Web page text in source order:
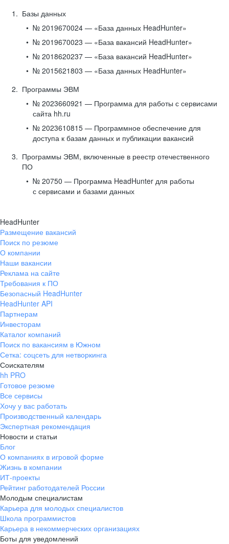
Базы данных
№ 2019670024 — «База данных HeadHunter»
№ 2019670023 — «База вакансий HeadHunter»
№ 2018620237 — «База вакансий HeadHunter»
№ 2015621803 — «База данных HeadHunter»
Программы ЭВМ
№ 2023660921 — Программа для работы с сервисами
сайта hh.ru
№ 2023610815 — Программное обеспечение для
доступа к базам данных и публикации вакансий
Программы ЭВМ, включенные в реестр отечественного
ПО
№ 20750 — Программа HeadHunter для работы
с сервисами и базами данных
HeadHunter
Размещение вакансий
Поиск по резюме
О компании
Наши вакансии
Реклама на сайте
Требования к ПО
Безопасный HeadHunter
HeadHunter API
Партнерам
Инвесторам
Каталог компаний
Поиск по вакансиям в Южном
Сетка: соцсеть для нетворкинга
Соискателям
hh PRO
Готовое резюме
Все сервисы
Хочу у вас работать
Производственный календарь
Экспертная рекомендация
Новости и статьи
Блог
О компаниях в игровой форме
Жизнь в компании
ИТ-проекты
Рейтинг работодателей России
Молодым специалистам
Карьера для молодых специалистов
Школа программистов
Карьера в некоммерческих организациях
Боты для уведомлений